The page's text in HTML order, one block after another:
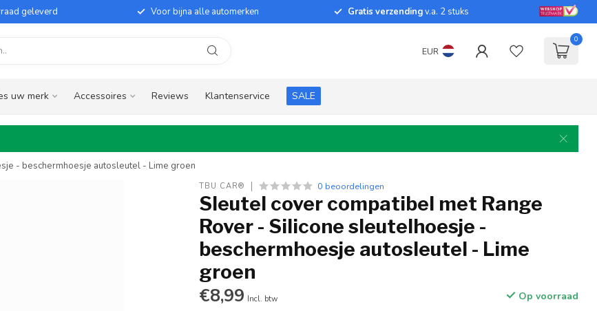
geleverd Voor bijna alle automerken Gratis verzendingv.a. 2 stuks
EUR
0
uw merk Accessoires Reviews Klantenservice SALE
- beschermhoesje autosleutel - Lime groen
TBU CAR® 0 beoordelingen
Sleutel cover compatibel met Range
Rover - Silicone sleutelhoesje -
beschermhoesje autosleutel - Lime
groen
€8,99 Incl. btw Op voorraad